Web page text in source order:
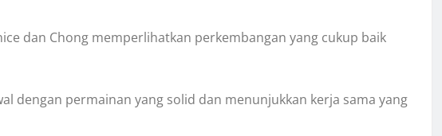
dan Chong memperlihatkan perkembangan yang cukup baik
dengan permainan yang solid dan menunjukkan kerja sama yang